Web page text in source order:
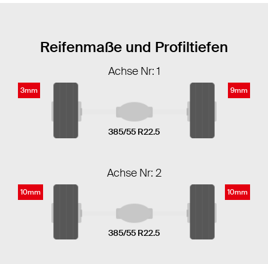
Reifenmaße und Profiltiefen
Achse Nr: 1
3mm
385/55 R22.5
9mm
Achse Nr: 2
10mm
385/55 R22.5
10mm